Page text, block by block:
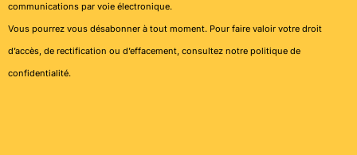
communications par voie électronique.
Vous pourrez vous désabonner à tout moment. Pour faire valoir votre droit
d’accès, de rectification ou d’effacement, consultez notre politique de
confidentialité.